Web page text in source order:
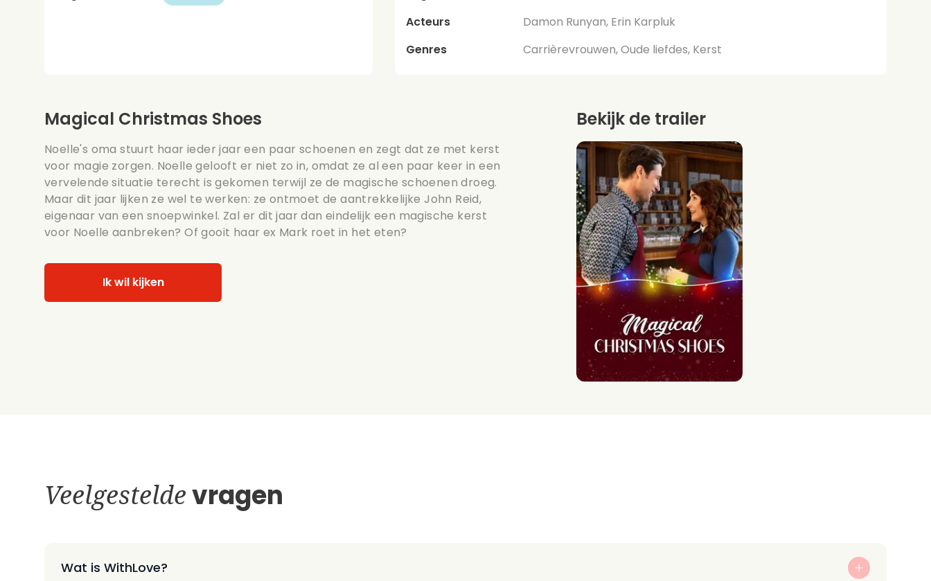
Acteurs
Damon Runyan, Erin Karpluk
Genres
Carrièrevrouwen, Oude liefdes, Kerst
Magical Christmas Shoes
Noelle's oma stuurt haar ieder jaar een paar schoenen en zegt dat ze met kerst
voor magie zorgen. Noelle gelooft er niet zo in, omdat ze al een paar keer in een
vervelende situatie terecht is gekomen terwijl ze de magische schoenen droeg.
Maar dit jaar lijken ze wel te werken: ze ontmoet de aantrekkelijke John Reid,
eigenaar van een snoepwinkel. Zal er dit jaar dan eindelijk een magische kerst
voor Noelle aanbreken? Of gooit haar ex Mark roet in het eten?
Ik wil kijken
Bekijk de trailer
Veelgesteldevragen
Wat is WithLove?